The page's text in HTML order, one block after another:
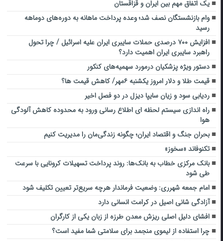
یک اتفاق مهم بین ایران و قزاقستان
وام بازنشستگان نصف شد؛ وعده پرداخت ماهانه به دوره‌های دوماهه
رسید
افزایش ۷۰۰ درصدی حملات سایبری ایران علیه اسرائیل / چرا تحول
راهبرد سایبری ایران اهمیت دارد؟
دستور ویژه پزشکیان درمورد سهمیه‌های کنکور
قیمت طلا و دلار امروز یکشنبه ۶مهر/ کاهش قیمت ها؟
ردیابی سود و زیان سایپا دیزل در دو فصل اخیر
راه اندازی سیستم لحظه ای اطلاع رسانی ورود به محدوده کاهش آلودگی
هوا
بحران جنگ و اقتصاد ایران؛ چگونه زندگی‌مان را مدیریت کنیم
تکنوفاند «سخوز»
بانک مرکزی خطاب به بانک‌ها: روند پرداخت تسهیلات کرونایی با سرعت
طی شود
امام جمعه شهرری: وضعیت فرماندار هرچه سریع‌تر تعیین تکلیف شود
آزادگی شانی اصیل در کرامت انسانی دارد
افشای دلیل اصلی ریزش معدن طرزه از زبان یکی از کارگران
چرا استفاده از لیموی منجمد برای سلامتی شما مفید است؟